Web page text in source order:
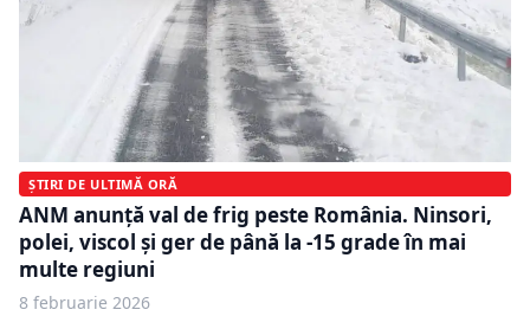
ȘTIRI DE ULTIMĂ ORĂ
ANM anunță val de frig peste România. Ninsori,
polei, viscol și ger de până la -15 grade în mai
multe regiuni
8 februarie 2026